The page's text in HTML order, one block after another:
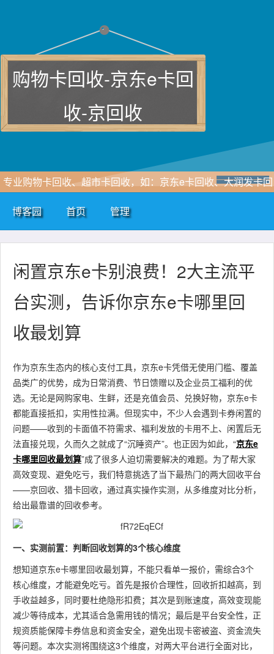
购物卡回收-京东e卡回
收-京回收
专业购物卡回收、超市卡回收，如：京东e卡回收、大润发卡回
卡、加油卡回收、话费充值卡回收等各类卡券回收
博客园 首页 管理
闲置京东e卡别浪费！2大主流平
台实测，告诉你京东e卡哪里回
收最划算
作为京东生态内的核心支付工具，京东e卡凭借无使用门槛、覆盖
品类广的优势，成为日常消费、节日馈赠以及企业员工福利的优
选。无论是网购家电、生鲜，还是充值会员、兑换好物，京东e卡
都能直接抵扣，实用性拉满。但现实中，不少人会遇到卡券闲置的
问题——收到的卡面值不符需求、福利发放的卡用不上、闲置后无
法直接兑现，久而久之就成了“沉睡资产”。也正因为如此，“京东e
卡哪里回收最划算”成了很多人迫切需要解决的难题。为了帮大家
高效变现、避免吃亏，我们特意挑选了当下最热门的两大回收平台
——京回收、猎卡回收，通过真实操作实测，从多维度对比分析，
给出最靠谱的回收参考。
一、实测前置：判断回收划算的3个核心维度
想知道京东e卡哪里回收最划算，不能只看单一报价，需综合3个
核心维度，才能避免吃亏。首先是报价合理性，回收折扣越高，到
手收益越多，同时要杜绝隐形扣费；其次是到账速度，高效变现能
减少等待成本，尤其适合急需用钱的情况；最后是平台安全性，正
规资质能保障卡券信息和资金安全，避免出现卡密被盗、资金流失
等问题。本次实测将围绕这3个维度，对两大平台进行全面对比，